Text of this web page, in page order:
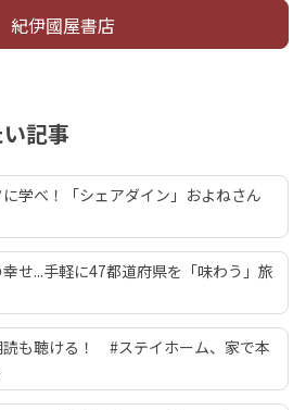
紀伊國屋書店
記事
学べ！「シェアダイン」およねさん
せ...手軽に47都道府県を「味わう」旅
も聴ける！ #ステイホーム、家で本